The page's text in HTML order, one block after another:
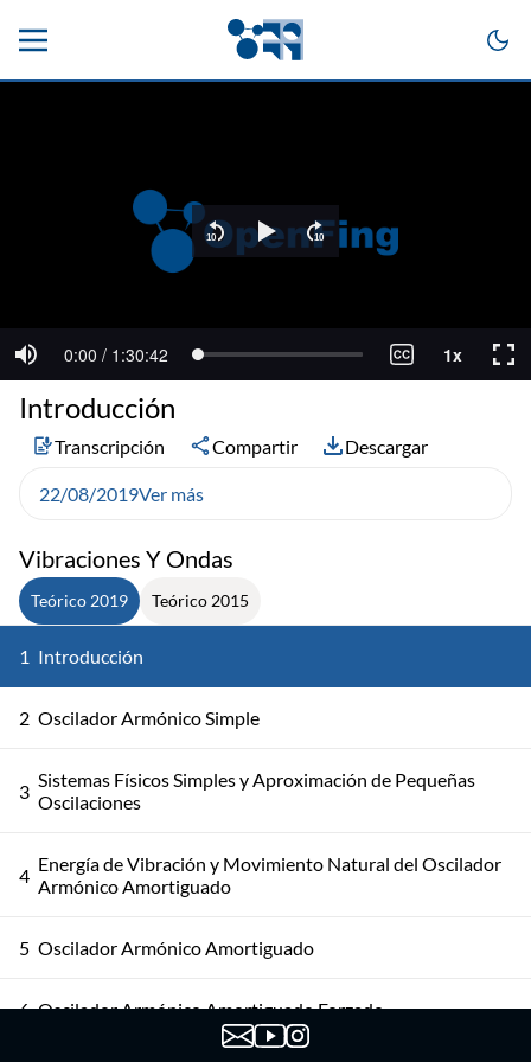
Vibraciones Y Ondas
Teórico 2019 Teórico 2015
1 Introducción
2 Oscilador Armónico Simple
3 Sistemas Físicos Simples y Aproximación de Pequeñas
Oscilaciones
4 Energía de Vibración y Movimiento Natural del Oscilador
Armónico Amortiguado
5 Oscilador Armónico Amortiguado
6 Oscilador Armónico Amortiguado Forzado
Introducción
Transcripción Compartir Descargar
22/08/2019Ver más